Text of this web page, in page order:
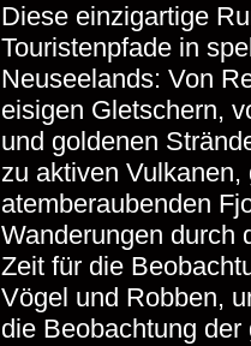
Diese einzigartige
Touristenpfade in
Neuseelands: Von
eisigen Gletschern,
und goldenen
zu aktiven
atemberaubenden
Wanderungen durch
Zeit für die
Vögel und Robben,
die Beobachtung